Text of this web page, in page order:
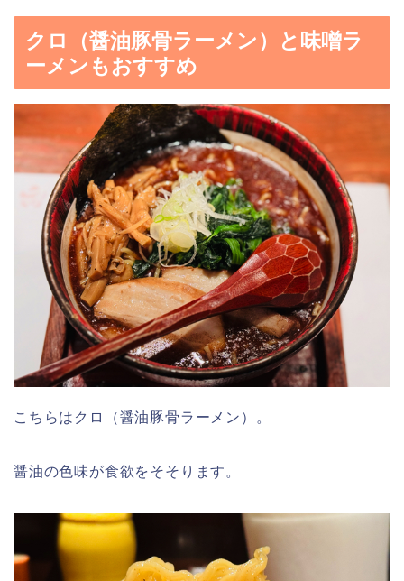
クロ（醤油豚骨ラーメン）と味噌ラ
ーメンもおすすめ
こちらはクロ（醤油豚骨ラーメン）。
醤油の色味が食欲をそそります。